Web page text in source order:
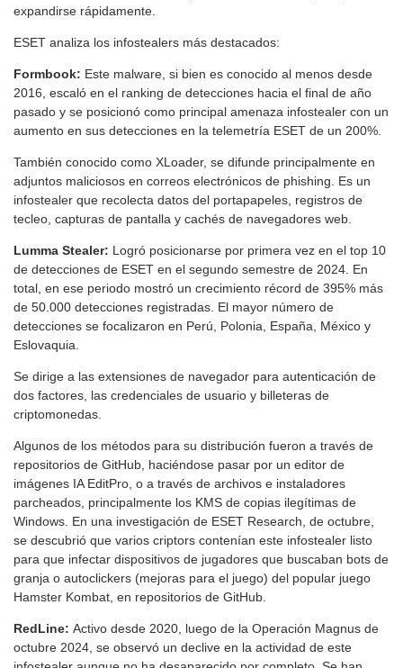
expandirse rápidamente.
ESET analiza los infostealers más destacados:
Formbook: Este malware, si bien es conocido al menos desde
2016, escaló en el ranking de detecciones hacia el final de año
pasado y se posicionó como principal amenaza infostealer con un
aumento en sus detecciones en la telemetría ESET de un 200%.
También conocido como XLoader, se difunde principalmente en
adjuntos maliciosos en correos electrónicos de phishing. Es un
infostealer que recolecta datos del portapapeles, registros de
tecleo, capturas de pantalla y cachés de navegadores web.
Lumma Stealer: Logró posicionarse por primera vez en el top 10
de detecciones de ESET en el segundo semestre de 2024. En
total, en ese periodo mostró un crecimiento récord de 395% más
de 50.000 detecciones registradas. El mayor número de
detecciones se focalizaron en Perú, Polonia, España, México y
Eslovaquia.
Se dirige a las extensiones de navegador para autenticación de
dos factores, las credenciales de usuario y billeteras de
criptomonedas.
Algunos de los métodos para su distribución fueron a través de
repositorios de GitHub, haciéndose pasar por un editor de
imágenes IA EditPro, o a través de archivos e instaladores
parcheados, principalmente los KMS de copias ilegítimas de
Windows. En una investigación de ESET Research, de octubre,
se descubrió que varios criptors contenían este infostealer listo
para que infectar dispositivos de jugadores que buscaban bots de
granja o autoclickers (mejoras para el juego) del popular juego
Hamster Kombat, en repositorios de GitHub.
RedLine: Activo desde 2020, luego de la Operación Magnus de
octubre 2024, se observó un declive en la actividad de este